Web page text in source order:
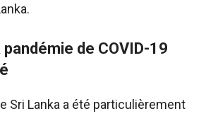
pandémie de COVID-19
Sri Lanka a été particulièrement